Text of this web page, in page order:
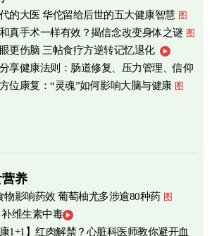
的大医 华佗留给后世的五大健康智慧 图
真手术一样有效？揭信念改变身体之谜 图
更伤脑 三帖食疗方逆转记忆退化
享健康法则：肠道修复、压力管理、信仰
位康复：“灵魂”如何影响大脑与健康 图
养
物影响药效 葡萄柚尤多涉逾80种药 图
维生素中毒
1+1】红肉解禁？心脏科医师教你避开血